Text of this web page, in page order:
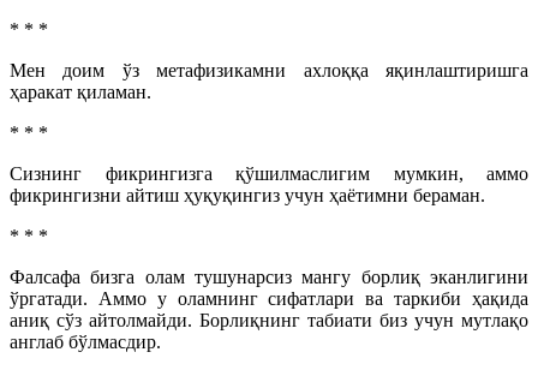
* * *
Мен доим ўз метафизикамни ахлоққа яқинлаштиришга
ҳаракат қиламан.
* * *
Сизнинг фикрингизга қўшилмаслигим мумкин, аммо
фикрингизни айтиш ҳуқуқингиз учун ҳаётимни бераман.
* * *
Фалсафа бизга олам тушунарсиз мангу борлиқ эканлигини
ўргатади. Аммо у оламнинг сифатлари ва таркиби ҳақида
аниқ сўз айтолмайди. Борлиқнинг табиати биз учун мутлақо
англаб бўлмасдир.